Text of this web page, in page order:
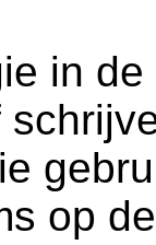
in
op